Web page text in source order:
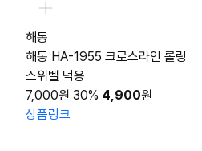
해동
해동 HA-1955 크로스라인 롤링
스위벨 덕용
7,000원 30% 4,900원
상품링크